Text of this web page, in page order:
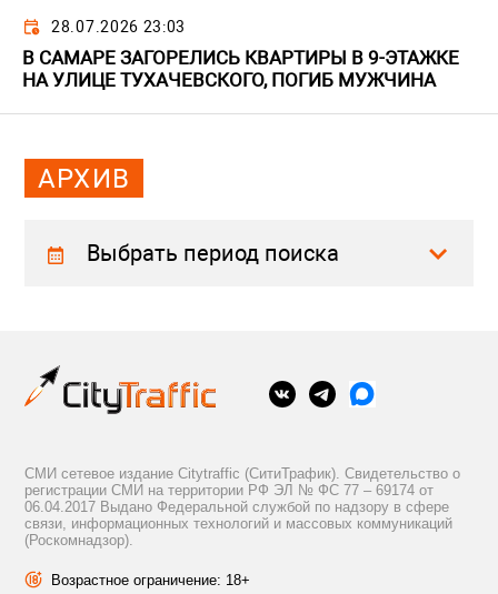
28.07.2026 23:03
В САМАРЕ ЗАГОРЕЛИСЬ КВАРТИРЫ В 9-ЭТАЖКЕ
НА УЛИЦЕ ТУХАЧЕВСКОГО, ПОГИБ МУЖЧИНА
АРХИВ
Выбрать период поиска
СМИ сетевое издание Citytraffic (СитиТрафик). Свидетельство о
регистрации СМИ на территории РФ ЭЛ № ФС 77 – 69174 от
06.04.2017 Выдано Федеральной службой по надзору в сфере
связи, информационных технологий и массовых коммуникаций
(Роскомнадзор).
Возрастное ограничение: 18+